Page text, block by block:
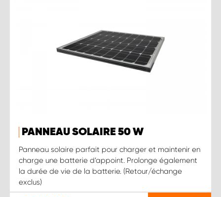
PANNEAU SOLAIRE 50 W
Panneau solaire parfait pour charger et maintenir en
charge une batterie d’appoint. Prolonge également
la durée de vie de la batterie. (Retour/échange
exclus)